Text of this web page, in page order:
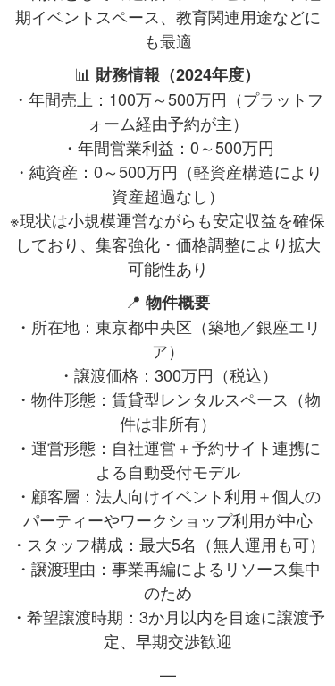
期イベントスペース、教育関連用途などに
も最適
📊 財務情報（2024年度）
・年間売上：100万～500万円（プラットフ
ォーム経由予約が主）
・年間営業利益：0～500万円
・純資産：0～500万円（軽資産構造により
資産超過なし）
※現状は小規模運営ながらも安定収益を確保
しており、集客強化・価格調整により拡大
可能性あり
📍 物件概要
・所在地：東京都中央区（築地／銀座エリ
ア）
・譲渡価格：300万円（税込）
・物件形態：賃貸型レンタルスペース（物
件は非所有）
・運営形態：自社運営＋予約サイト連携に
よる自動受付モデル
・顧客層：法人向けイベント利用＋個人の
パーティーやワークショップ利用が中心
・スタッフ構成：最大5名（無人運用も可）
・譲渡理由：事業再編によるリソース集中
のため
・希望譲渡時期：3か月以内を目途に譲渡予
定、早期交渉歓迎
—